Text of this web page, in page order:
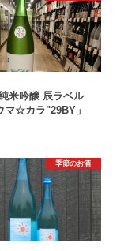
米吟醸 辰ラベル
マ☆カラ"29BY」
季節のお酒